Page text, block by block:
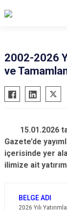
2002-2026
ve
15.01.2026
Gazete’de
içerisinde yer
ilimize ait
2026 Yılı